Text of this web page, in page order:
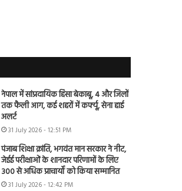
नेपाल में सांप्रदायिक हिंसा बेकाबू, 4 और जिलों
तक फैली आग, कई शहरों में कर्फ्यू, सेना हाई
अलर्ट
31 July 2026 - 12:51 PM
पंजाब शिक्षा क्रांति, भगवंत मान सरकार ने नीट,
जेईई परीक्षाओं के शानदार परिणामों के लिए
300 से अधिक प्राचार्यों को किया सम्मानित
31 July 2026 - 12:42 PM